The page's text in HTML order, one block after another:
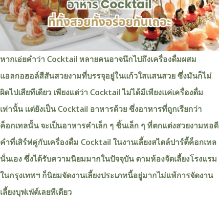
หากเอ่ยคำว่า Cocktail หลายคนอาจนึกไปถึงเครื่องดื่มผสม
แอลกอฮอล์สีสันสวยงามที่บรรจุอยู่ในแก้วใสแสนสวย ซึ่งมันก็ไม่
ผิดไปเสียทีเดียว เพียงแต่ว่า Cocktail ไม่ได้มีเพียงแค่เครื่องดื่ม
เท่านั้น แต่ยังเป็น Cocktail อาหารด้วย ซึ่งอาหารที่ถูกเรียกว่า
ค็อกเทลนั้น จะเป็นอาหารคำเล็ก ๆ ชิ้นเล็ก ๆ ที่ตกแต่งสวยงามพอดี
คำที่เสิร์ฟคู่กับเครื่องดื่ม Cocktail ในงานเลี้ยงสไตล์ปาร์ตี้ค็อกเทล
นั่นเอง ซึ่งได้รับความนิยมมากในปัจจุบัน ตามห้องจัดเลี้ยงโรงแรม
ในกรุงเทพฯ ก็นิยมจัดงานเลี้ยงประเภทนี้อยู่มากไม่แพ้การจัดงาน
เลี้ยงบุฟเฟ่ต์เลยทีเดียว